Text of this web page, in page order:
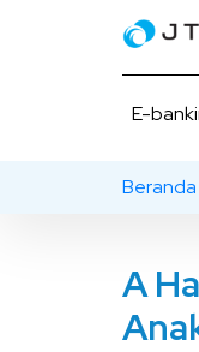
E-
J
Beranda
A